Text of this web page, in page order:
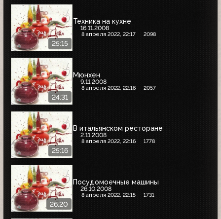
25:15
Техника на кухне
16.11.2008
8 апреля 2022, 22:17 2098
24:31
Мюнхен
9.11.2008
8 апреля 2022, 22:16 2057
25:16
В итальянском ресторане
2.11.2008
8 апреля 2022, 22:16 1778
26:20
Посудомоечные машины
26.10.2008
8 апреля 2022, 22:15 1731